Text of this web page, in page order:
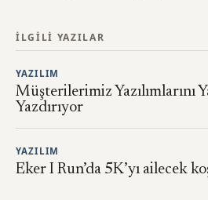
İLGILI YAZILAR
YAZILIM
Müşterilerimiz Yazılımlarını
Yazdırıyor
YAZILIM
Eker I Run’da 5K’yı ailecek